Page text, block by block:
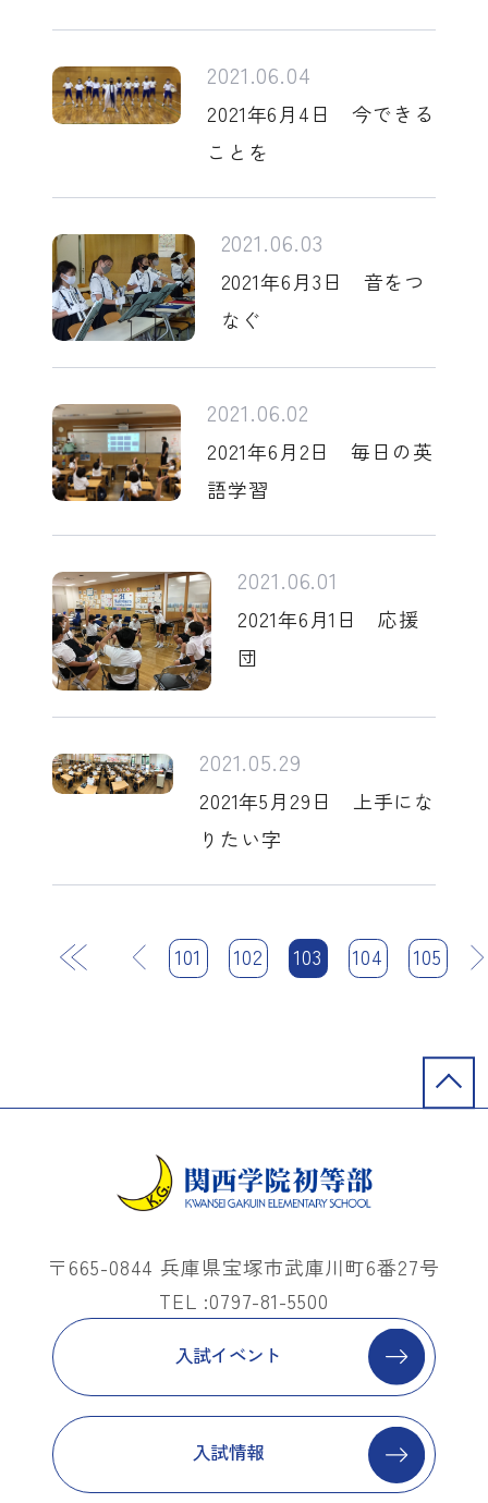
2021.06.04
2021年6月4日 今できる
ことを
2021.06.03
2021年6月3日 音をつ
なぐ
2021.06.02
2021年6月2日 毎日の英
語学習
2021.06.01
2021年6月1日 応援
団
2021.05.29
2021年5月29日 上手にな
りたい字
101 102 103 104 105
次 最後
〒665-0844 兵庫県宝塚市武庫川町6番27号
TEL :0797-81-5500
入試イベント
入試情報